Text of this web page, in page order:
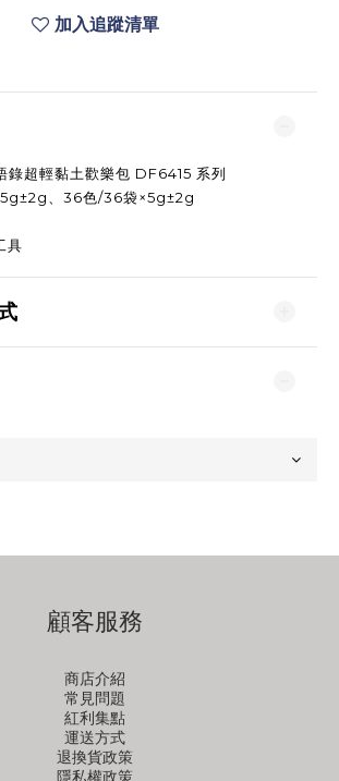
加入追蹤清單
超輕黏土歡樂包 DF6415 系列
、36色/36袋×5g±2g
具
顧客服務
商店介紹
常見問題
紅利集點
運送方式
退換貨政策
隱私權政策